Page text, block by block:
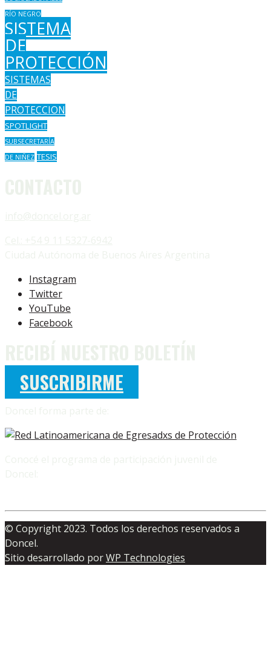
RÍO NEGRO
SISTEMA
DE
PROTECCIÓN
SISTEMAS
DE
PROTECCION
SPOTLIGHT
SUBSECRETARÍA
DE NIÑEZ TESIS
Instagram
Twitter
YouTube
Facebook
SUSCRIBIRME
© Copyright 2023. Todos los derechos reservados a
Doncel.
Sitio desarrollado porWP Technologies